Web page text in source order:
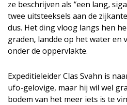
ze beschrijven als “een lang,
twee uitsteeksels aan de
dus. Het ding vloog langs hen
graden, landde op het water en
onder de oppervlakte.
Expeditieleider Clas Svahn is
ufo-gelovige, maar hij wil wel
bodem van het meer iets is te